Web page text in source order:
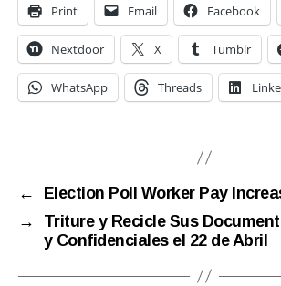
Print Email Facebook
Nextdoor X Tumblr
WhatsApp Threads
←
Election Poll Worker Pay
→
Triture y Recicle Sus
y Confidenciales el 22 de Abril